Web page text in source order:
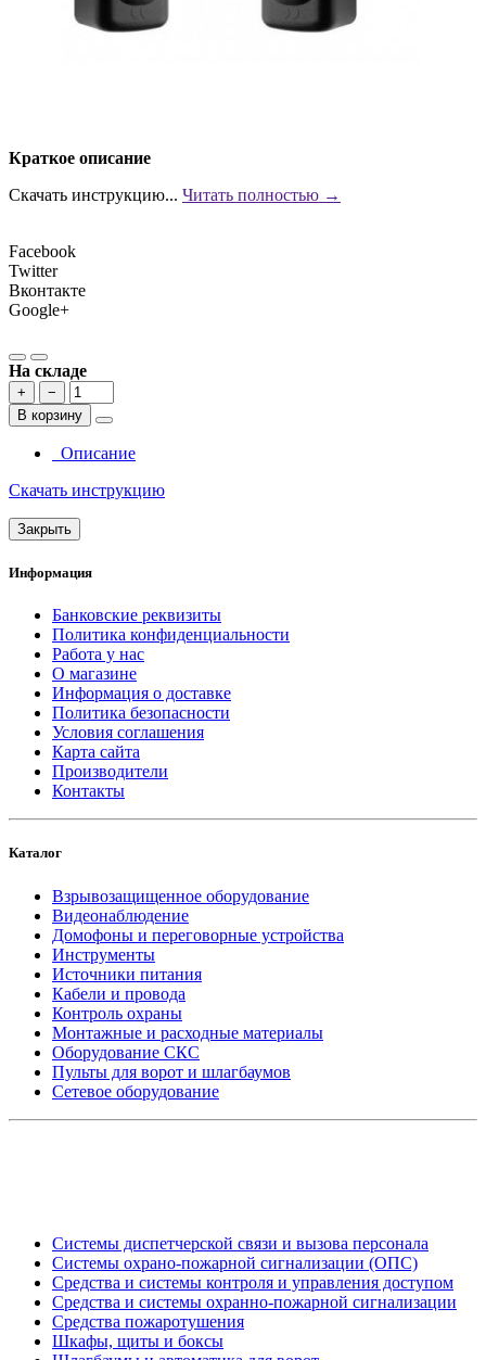
Краткое описание
Скачать инструкцию... Читать полностью →
Facebook
Twitter
Вконтакте
Google+
На складе
+
−
В корзину
Описание
Скачать инструкцию
Закрыть
Информация
Банковские реквизиты
Политика конфиденциальности
Работа у нас
О магазине
Информация о доставке
Политика безопасности
Условия соглашения
Карта сайта
Производители
Контакты
Каталог
Взрывозащищенное оборудование
Видеонаблюдение
Домофоны и переговорные устройства
Инструменты
Источники питания
Кабели и провода
Контроль охраны
Монтажные и расходные материалы
Оборудование СКС
Пульты для ворот и шлагбаумов
Сетевое оборудование
Системы диспетчерской связи и вызова персонала
Системы охрано-пожарной сигнализации (ОПС)
Средства и системы контроля и управления доступом
Средства и системы охранно-пожарной сигнализации
Средства пожаротушения
Шкафы, щиты и боксы